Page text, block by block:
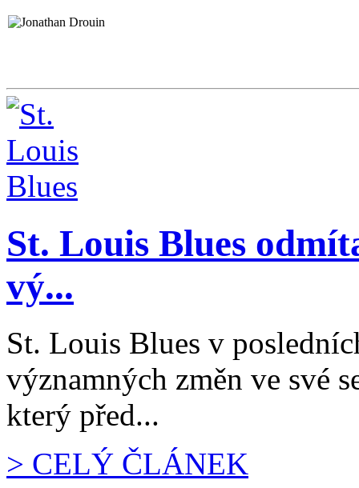
St. Louis Blues
vý...
St. Louis Blues v
významných změn ve své
který před...
> CELÝ ČLÁNEK